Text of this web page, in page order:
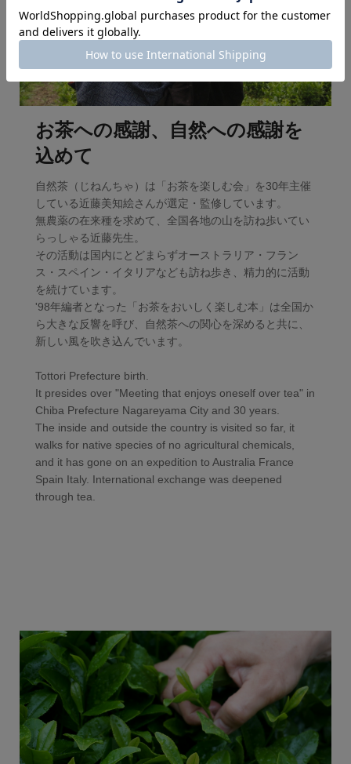
お茶への感謝、自然への感謝を
込めて
自然茶（じねんちゃ）は「お茶を楽しむ会」を30年主催
している近藤美知絵さんが選定・監修しています。
無農薬の在来種を求めて、全国各地の山を訪ね歩いてい
らっしゃる近藤先生。
その活動は国内にとどまらずオーストラリア・フラン
ス・スペイン・イタリアなども訪ね歩き、精力的に活動
を続けています。
'98年編者となった「お茶をおいしく楽しむ本」は全国か
ら大きな反響を呼び、自然茶への関心を深めると共に、
新しい風を吹き込んでいます。
Tottori Prefecture birth.
It presides over "Meeting that enjoys oneself over tea" in
Chiba Prefecture Nagareyama City and 30 years.
The inside and outside the country is visited so far, it
walks for native species of no agricultural chemicals,
and it has gone on an expedition to Australia France
Spain Italy. International exchange was deepened
through tea.